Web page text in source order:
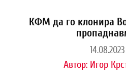
КФМ да го клонира
14.08.2023
Автор: Игор